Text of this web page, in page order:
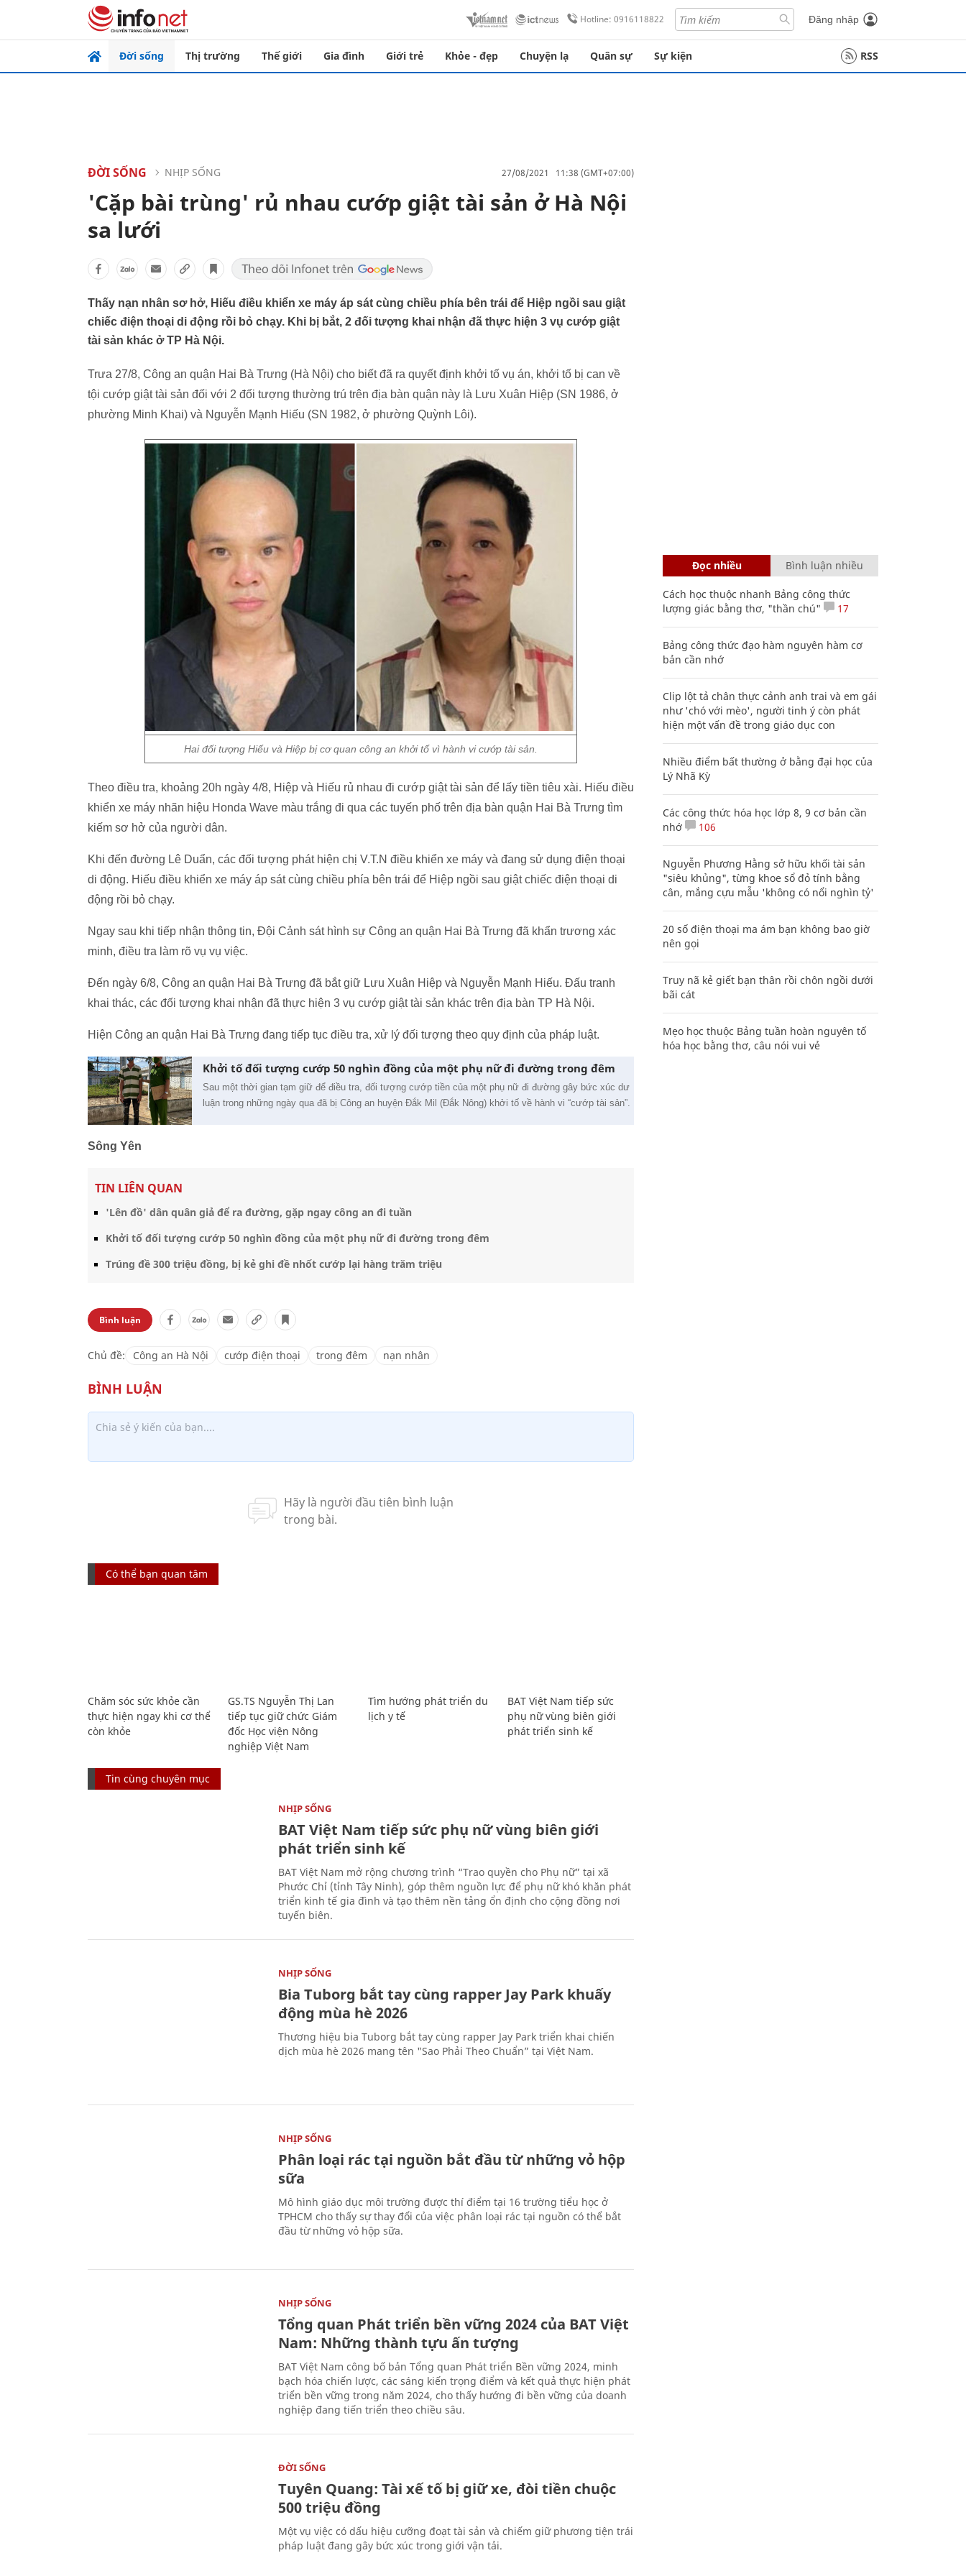
Hotline: 0916118822 Đăng nhập
Đời sống Thị trường Thế giới Gia đình Giới trẻ Khỏe - đẹp Chuyện lạ Quân sự Sự kiện RSS
ĐỜI SỐNG NHỊP SỐNG 27/08/2021 11:38 (GMT+07:00)
'Cặp bài trùng' rủ nhau cướp giật tài sản ở Hà Nội
sa lưới
Thấy nạn nhân sơ hở, Hiếu điều khiển xe máy áp sát cùng chiều phía bên trái để Hiệp ngồi sau giật
chiếc điện thoại di động rồi bỏ chạy. Khi bị bắt, 2 đối tượng khai nhận đã thực hiện 3 vụ cướp giật
tài sản khác ở TP Hà Nội.
Trưa 27/8, Công an quận Hai Bà Trưng (Hà Nội) cho biết đã ra quyết định khởi tố vụ án, khởi tố bị can về
tội cướp giật tài sản đối với 2 đối tượng thường trú trên địa bàn quận này là Lưu Xuân Hiệp (SN 1986, ở
phường Minh Khai) và Nguyễn Mạnh Hiếu (SN 1982, ở phường Quỳnh Lôi).
Hai đối tượng Hiếu và Hiệp bị cơ quan công an khởi tố vì hành vi cướp tài sản.
Theo điều tra, khoảng 20h ngày 4/8, Hiệp và Hiếu rủ nhau đi cướp giật tài sản để lấy tiền tiêu xài. Hiếu điều
khiển xe máy nhãn hiệu Honda Wave màu trắng đi qua các tuyến phố trên địa bàn quận Hai Bà Trưng tìm
kiếm sơ hở của người dân.
Khi đến đường Lê Duẩn, các đối tượng phát hiện chị V.T.N điều khiển xe máy và đang sử dụng điện thoại
di động. Hiếu điều khiển xe máy áp sát cùng chiều phía bên trái để Hiệp ngồi sau giật chiếc điện thoại di
động rồi bỏ chạy.
Ngay sau khi tiếp nhận thông tin, Đội Cảnh sát hình sự Công an quận Hai Bà Trưng đã khẩn trương xác
minh, điều tra làm rõ vụ vụ việc.
Đến ngày 6/8, Công an quận Hai Bà Trưng đã bắt giữ Lưu Xuân Hiệp và Nguyễn Mạnh Hiếu. Đấu tranh
khai thác, các đối tượng khai nhận đã thực hiện 3 vụ cướp giật tài sản khác trên địa bàn TP Hà Nội.
Hiện Công an quận Hai Bà Trưng đang tiếp tục điều tra, xử lý đối tượng theo quy định của pháp luật.
Khởi tố đối tượng cướp 50 nghìn đồng của một phụ nữ đi đường trong đêm
Sau một thời gian tạm giữ để điều tra, đối tượng cướp tiền của một phụ nữ đi đường gây bức xúc dư
luận trong những ngày qua đã bị Công an huyện Đắk Mil (Đắk Nông) khởi tố về hành vi “cướp tài sản”.
Sông Yên
TIN LIÊN QUAN
'Lên đồ' dân quân giả để ra đường, gặp ngay công an đi tuần
Khởi tố đối tượng cướp 50 nghìn đồng của một phụ nữ đi đường trong đêm
Trúng đề 300 triệu đồng, bị kẻ ghi đề nhốt cướp lại hàng trăm triệu
Bình luận
Chủ đề: Công an Hà Nội cướp điện thoại trong đêm nạn nhân
Có thể bạn quan tâm
Chăm sóc sức khỏe cần
thực hiện ngay khi cơ thể
còn khỏe
GS.TS Nguyễn Thị Lan
tiếp tục giữ chức Giám
đốc Học viện Nông
nghiệp Việt Nam
Tìm hướng phát triển du
lịch y tế
BAT Việt Nam tiếp sức
phụ nữ vùng biên giới
phát triển sinh kế
Tin cùng chuyên mục
NHỊP SỐNG
BAT Việt Nam tiếp sức phụ nữ vùng biên giới
phát triển sinh kế
BAT Việt Nam mở rộng chương trình “Trao quyền cho Phụ nữ” tại xã
Phước Chỉ (tỉnh Tây Ninh), góp thêm nguồn lực để phụ nữ khó khăn phát
triển kinh tế gia đình và tạo thêm nền tảng ổn định cho cộng đồng nơi
tuyến biên.
NHỊP SỐNG
Bia Tuborg bắt tay cùng rapper Jay Park khuấy
động mùa hè 2026
Thương hiệu bia Tuborg bắt tay cùng rapper Jay Park triển khai chiến
dịch mùa hè 2026 mang tên "Sao Phải Theo Chuẩn” tại Việt Nam.
NHỊP SỐNG
Phân loại rác tại nguồn bắt đầu từ những vỏ hộp
sữa
Mô hình giáo dục môi trường được thí điểm tại 16 trường tiểu học ở
TPHCM cho thấy sự thay đổi của việc phân loại rác tại nguồn có thể bắt
đầu từ những vỏ hộp sữa.
NHỊP SỐNG
Tổng quan Phát triển bền vững 2024 của BAT Việt
Nam: Những thành tựu ấn tượng
BAT Việt Nam công bố bản Tổng quan Phát triển Bền vững 2024, minh
bạch hóa chiến lược, các sáng kiến trọng điểm và kết quả thực hiện phát
triển bền vững trong năm 2024, cho thấy hướng đi bền vững của doanh
nghiệp đang tiến triển theo chiều sâu.
ĐỜI SỐNG
Tuyên Quang: Tài xế tố bị giữ xe, đòi tiền chuộc
500 triệu đồng
Một vụ việc có dấu hiệu cưỡng đoạt tài sản và chiếm giữ phương tiện trái
pháp luật đang gây bức xúc trong giới vận tải.
Đọc nhiều Bình luận nhiều
Cách học thuộc nhanh Bảng công thức
lượng giác bằng thơ, "thần chú"
17
Bảng công thức đạo hàm nguyên hàm cơ
bản cần nhớ
Clip lột tả chân thực cảnh anh trai và em gái
như 'chó với mèo', người tinh ý còn phát
hiện một vấn đề trong giáo dục con
Nhiều điểm bất thường ở bằng đại học của
Lý Nhã Kỳ
Các công thức hóa học lớp 8, 9 cơ bản cần
nhớ
106
Nguyễn Phương Hằng sở hữu khối tài sản
"siêu khủng", từng khoe sổ đỏ tính bằng
cân, mắng cựu mẫu 'không có nổi nghìn tỷ'
20 số điện thoại ma ám bạn không bao giờ
nên gọi
Truy nã kẻ giết bạn thân rồi chôn ngồi dưới
bãi cát
Mẹo học thuộc Bảng tuần hoàn nguyên tố
hóa học bằng thơ, câu nói vui vẻ